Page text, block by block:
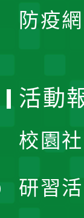
防疫
活動
校園
研習